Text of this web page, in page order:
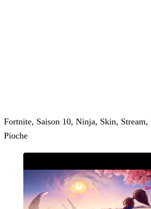
Fortnite, Saison 10, Ninja, Skin, Stream,
Pioche